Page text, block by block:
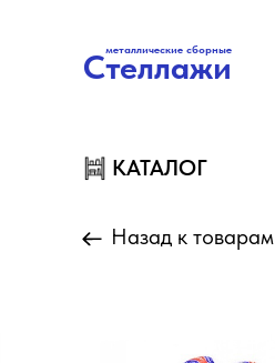
Стеллажи
металлические сборные
Стеллажи
КАТАЛОГ
Назад к товарам